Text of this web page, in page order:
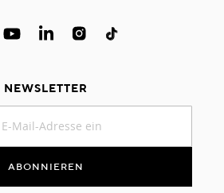
NEWSLETTER
ABONNIEREN